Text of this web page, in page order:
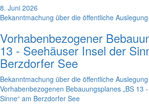
8. Juni 2026
Bekanntmachung über die öffentliche Auslegung
Vorhabenbezogener
13 - Seehäuser Insel der
Berzdorfer See
Bekanntmachung über die öffentliche
Vorhabenbezogenen Bebauungsplanes „BS 13
Sinne“ am Berzdorfer See